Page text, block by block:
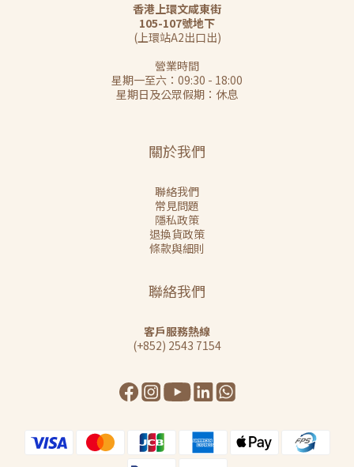
香港上環文咸東街
105-107號地下
(上環站A2出口出)
營業時間
星期一至六：09:30 - 18:00
星期日及公眾假期：休息
關於我們
聯絡我們
常見問題
隱私政策
退換貨政策
條款與細則
聯絡我們
客戶服務熱線
(+852) 2543 7154